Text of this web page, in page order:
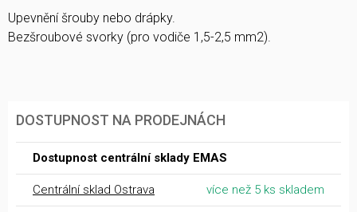
Upevnění šrouby nebo drápky.
Bezšroubové svorky (pro vodiče 1,5-2,5 mm2).
DOSTUPNOST NA PRODEJNÁCH
Dostupnost centrální sklady EMAS
Centrální sklad Ostrava více než 5 ks skladem